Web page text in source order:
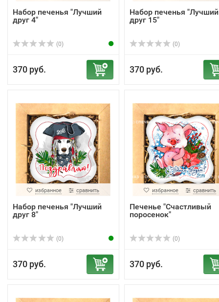
Набор печенья "Лучший
друг 4"
(0)
370 руб.
Набор печенья "Лучший
друг 15"
(0)
370 руб.
избранное сравнить
Набор печенья "Лучший
друг 8"
(0)
370 руб.
избранное сравнить
Печенье "Счастливый
поросенок"
(0)
370 руб.